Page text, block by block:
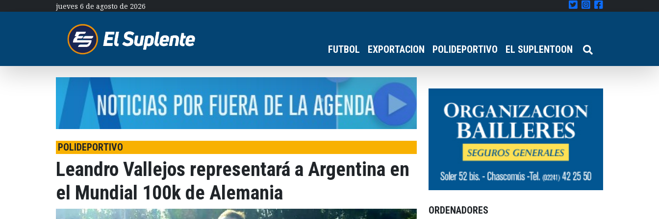
jueves 6 de agosto de 2026
FUTBOL EXPORTACION POLIDEPORTIVO EL SUPLENTOON
POLIDEPORTIVO
Leandro Vallejos representará a Argentina en
el Mundial 100k de Alemania
ORDENADORES